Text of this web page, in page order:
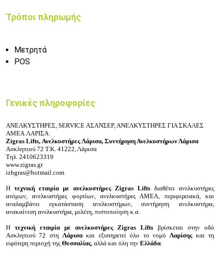
Τρόποι πληρωμής
Μετρητά
POS
Γενικές πληροφορίες
ΑΝΕΛΚΥΣΤΗΡΕΣ, SERVICE ΑΣΑΝΣΕΡ, ΑΝΕΛΚΥΣΤΗΡΕΣ ΓΙΑ ΣΚΑΛΕΣ
ΑΜΕΑ ΛΑΡΙΣΑ:
Zigras Lifts, ΑνελκυστήρεςΛάρισα, Συντήρηση Ανελκυστήρων Λάρισα
Ασκληπιού 72 Τ.Κ. 41222, Λάρισα
Τηλ. 2410623319
www.zigras.gr
izhgras@hotmail.com
Η τεχνική εταιρία με ανελκυστήρες Zigras Lifts διαθέτει ανελκυστήρες
ατόμων, ανελκυστήρες φορτίων, ανελκυστήρες ΑΜΕΑ, περιφερειακά, και
αναλαμβάνει εγκατάσταση ανελκυστήρων, συντήρηση ανελκυστήρα,
ανακαίνιση ανελκυστήρα, μελέτη, πιστοποίηση κ.α.
Η τεχνική εταιρία με ανελκυστήρες Zigras Lifts βρίσκεται στην οδό
Ασκληπιού 72 στη Λάρισακαι εξυπηρετεί όλο το νομό Λαρίσης και τη
ευρύτερη περιοχή της Θεσσαλίας, αλλά και όλη την Ελλάδα